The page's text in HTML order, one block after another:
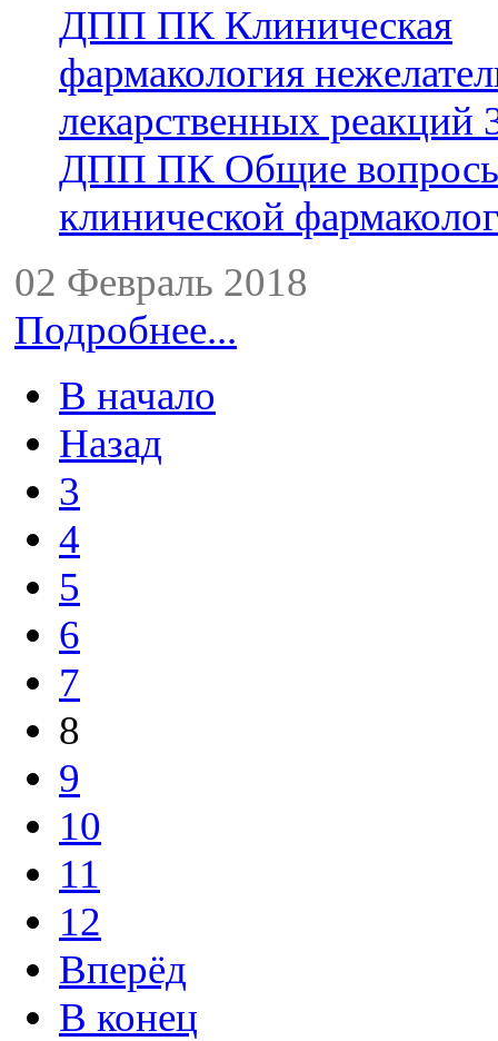
ДПП ПК Клиническая
фармакология
лекарственных реакций
ДПП ПК Общие
клинической
02 Февраль 2018
Подробнее...
В начало
Назад
3
4
5
6
7
8
9
10
11
12
Вперёд
В конец